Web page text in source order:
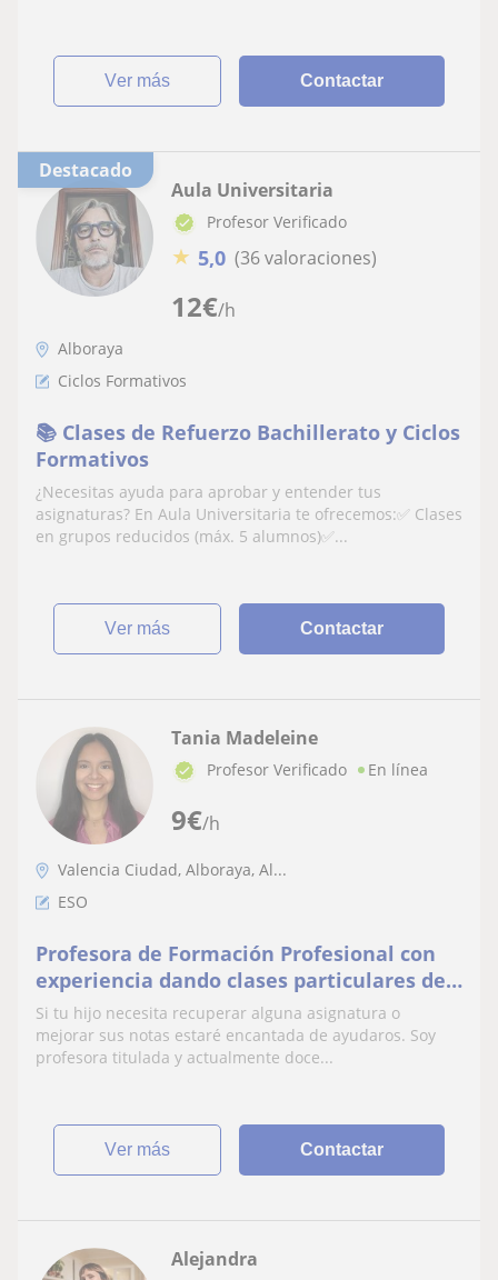
ver más Contactar
Destacado
12€/h
Aula Universitaria
Profesor Verificado
★ 5,0 (36 valoraciones)
Alboraya
Ciclos Formativos
📚 Clases de Refuerzo Bachillerato y Ciclos
Formativos
¿Necesitas ayuda para aprobar y entender tus
asignaturas? En Aula Universitaria te ofrecemos:✅ Clases
en grupos reducidos (máx. 5 alumnos)✅...
ver más Contactar
9€/h
Tania Madeleine
Profesor Verificado En línea
Valencia Ciudad, Alboraya, Al...
ESO
Profesora de Formación Profesional con
experiencia dando clases particulares de
refuerzo escolar en ESO.
Si tu hijo necesita recuperar alguna asignatura o
mejorar sus notas estaré encantada de ayudaros. Soy
profesora titulada y actualmente doce...
ver más Contactar
Alejandra